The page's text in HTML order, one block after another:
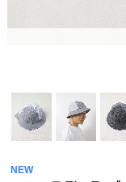
NEW